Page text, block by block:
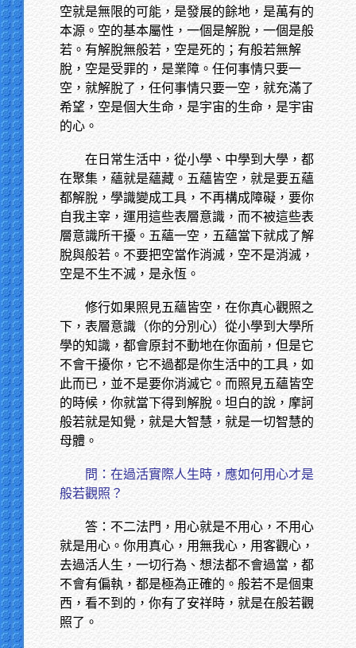
空就是無限的可能，是發展的餘地，是萬有的
本源。空的基本屬性，一個是解脫，一個是般
若。有解脫無般若，空是死的；有般若無解
脫，空是受罪的，是業障。任何事情只要一
空，就解脫了，任何事情只要一空，就充滿了
希望，空是個大生命，是宇宙的生命，是宇宙
的心。
在日常生活中，從小學、中學到大學，都
在聚集，蘊就是蘊藏。五蘊皆空，就是要五蘊
都解脫，學識變成工具，不再構成障礙，要你
自我主宰，運用這些表層意識，而不被這些表
層意識所干擾。五蘊一空，五蘊當下就成了解
脫與般若。不要把空當作消滅，空不是消滅，
空是不生不滅，是永恆。
修行如果照見五蘊皆空，在你真心觀照之
下，表層意識（你的分別心）從小學到大學所
學的知識，都會原封不動地在你面前，但是它
不會干擾你，它不過都是你生活中的工具，如
此而已，並不是要你消滅它。而照見五蘊皆空
的時候，你就當下得到解脫。坦白的說，摩訶
般若就是知覺，就是大智慧，就是一切智慧的
母體。
問：在過活實際人生時，應如何用心才是
般若觀照？
答：不二法門，用心就是不用心，不用心
就是用心。你用真心，用無我心，用客觀心，
去過活人生，一切行為、想法都不會過當，都
不會有偏執，都是極為正確的。般若不是個東
西，看不到的，你有了安祥時，就是在般若觀
照了。